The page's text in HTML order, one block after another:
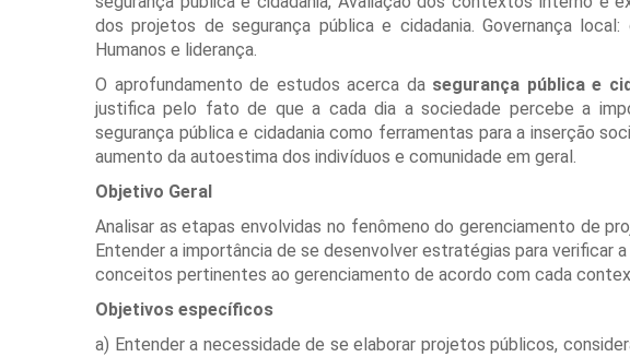
dos projetos de segurança pública e cidadania. Governança local:
Humanos e liderança.
O aprofundamento de estudos acerca da segurança pública e
justifica pelo fato de que a cada dia a sociedade percebe a
segurança pública e cidadania como ferramentas para a inserção
aumento da autoestima dos indivíduos e comunidade em geral.
Objetivo Geral
Analisar as etapas envolvidas no fenômeno do gerenciamento de
Entender a importância de se desenvolver estratégias para verificar
conceitos pertinentes ao gerenciamento de acordo com cada
Objetivos específicos
a) Entender a necessidade de se elaborar projetos públicos,